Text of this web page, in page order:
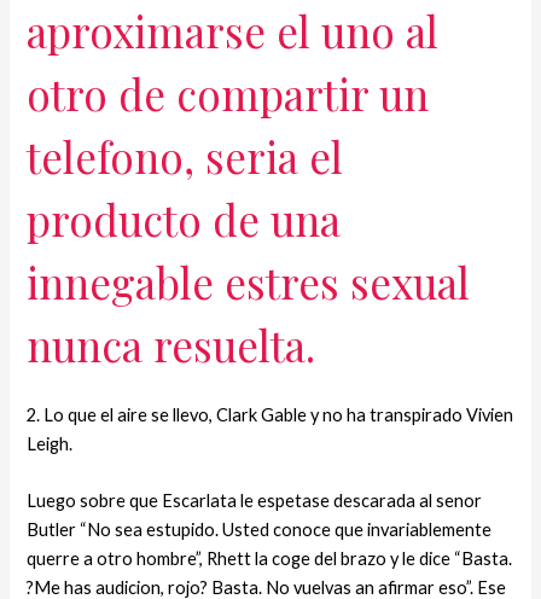
aproximarse el uno al
otro de compartir un
telefono, seri­a el
producto de una
innegable estres sexual
nunca resuelta.
2. Lo que el aire se llevo, Clark Gable y no ha transpirado Vivien
Leigh.
Luego sobre que Escarlata le espetase descarada al senor
Butler “No sea estupido. Usted conoce que invariablemente
querre a otro hombre”, Rhett la coge del brazo y le dice “Basta.
?Me has audicion, rojo? Basta. No vuelvas an afirmar eso”. Ese